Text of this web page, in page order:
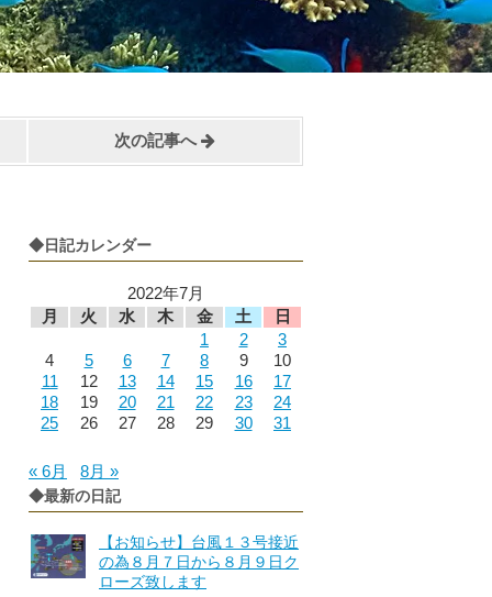
次の記事へ
◆日記カレンダー
2022年7月
月
火 水 木 金 土
日
1
2
3
4
5 6 7 8 9
10
11
12 13 14 15 16
17
18
19 20 21 22 23
24
25
26 27 28 29 30 31
« 6月 8月 »
◆最新の日記
【お知らせ】台風１３号接近
の為８月７日から８月９日ク
ローズ致します